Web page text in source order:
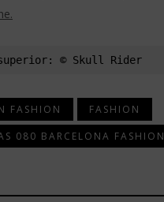
superior: © Skull Rider
FASHION
FASHION
080 BARCELONA FASHION